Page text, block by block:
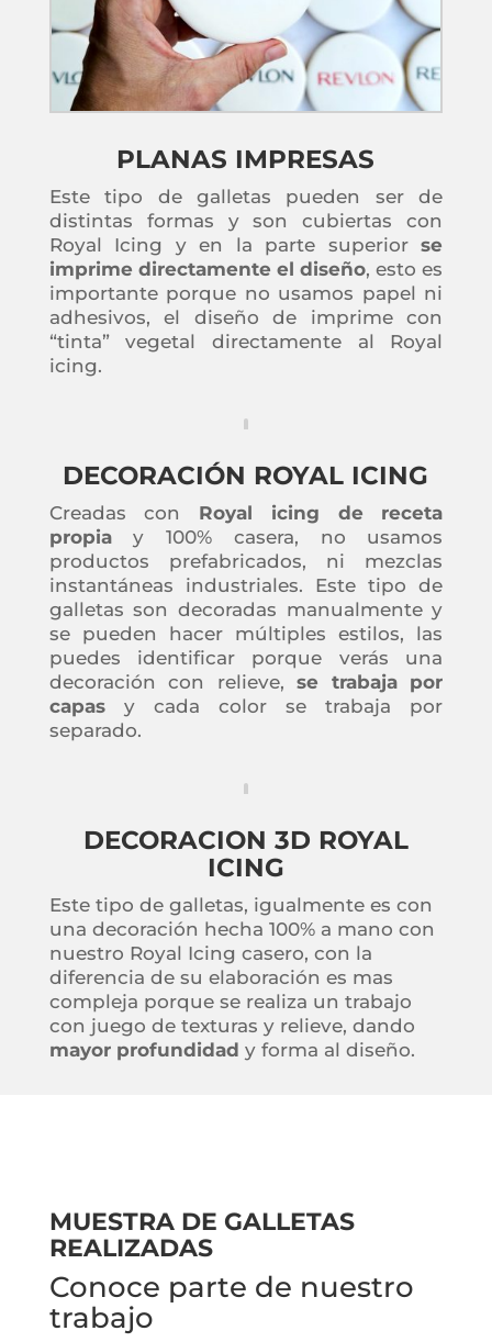
PLANAS IMPRESAS
Este tipo de galletas pueden ser de
distintas formas y son cubiertas con
Royal Icing y en la parte superiorse
imprime directamente el diseño, esto es
importante porque no usamos papel ni
adhesivos, el diseño de imprime con
“tinta” vegetal directamente al Royal
icing.
DECORACIÓN ROYAL ICING
Creadas con Royal icing de receta
propiay 100% casera, no usamos
productos prefabricados, ni mezclas
instantáneas industriales. Este tipo de
galletas son decoradas manualmente y
se pueden hacer múltiples estilos, las
puedes identificar porque verás una
decoración con relieve,se trabaja por
capasy cada color se trabaja por
separado.
DECORACION 3D ROYAL
ICING
Este tipo de galletas, igualmente es con
una decoración hecha 100% a mano con
nuestro Royal Icing casero, con la
diferencia de su elaboración es mas
compleja porque se realiza un trabajo
con juego de texturas y relieve, dando
mayor profundidad y forma al diseño.
MUESTRA DE GALLETAS
REALIZADAS
Conoce parte de nuestro
trabajo